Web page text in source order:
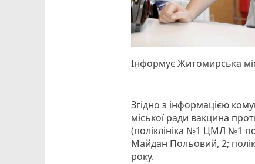
Інформує Житомирська
Згідно з інформацією
міської ради вакцина
(поліклініка №1 ЦМЛ №1
Майдан Польовий, 2;
року.